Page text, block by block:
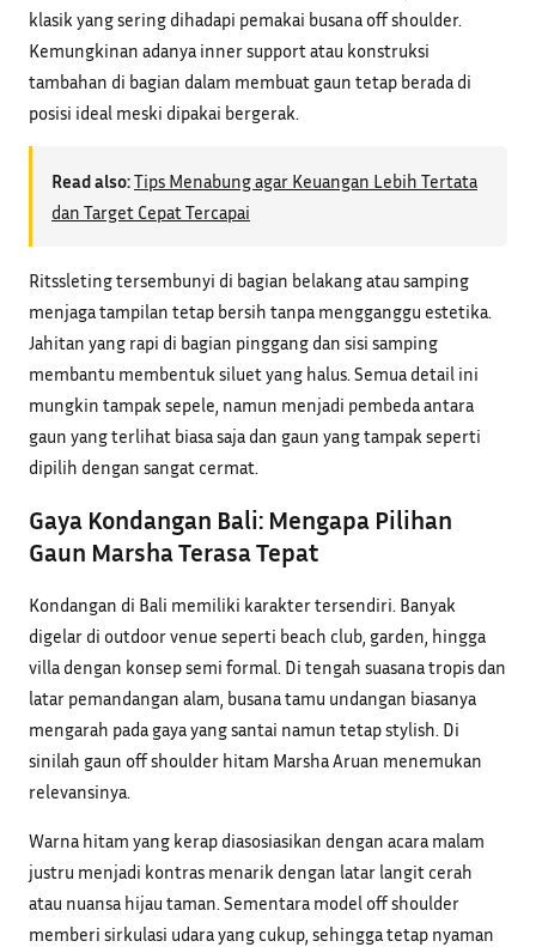
klasik yang sering dihadapi pemakai busana off shoulder.
Kemungkinan adanya inner support atau konstruksi
tambahan di bagian dalam membuat gaun tetap berada di
posisi ideal meski dipakai bergerak.
Read also:Tips Menabung agar Keuangan Lebih Tertata
dan Target Cepat Tercapai
Ritssleting tersembunyi di bagian belakang atau samping
menjaga tampilan tetap bersih tanpa mengganggu estetika.
Jahitan yang rapi di bagian pinggang dan sisi samping
membantu membentuk siluet yang halus. Semua detail ini
mungkin tampak sepele, namun menjadi pembeda antara
gaun yang terlihat biasa saja dan gaun yang tampak seperti
dipilih dengan sangat cermat.
Gaya Kondangan Bali: Mengapa Pilihan
Gaun Marsha Terasa Tepat
Kondangan di Bali memiliki karakter tersendiri. Banyak
digelar di outdoor venue seperti beach club, garden, hingga
villa dengan konsep semi formal. Di tengah suasana tropis dan
latar pemandangan alam, busana tamu undangan biasanya
mengarah pada gaya yang santai namun tetap stylish. Di
sinilah gaun off shoulder hitam Marsha Aruan menemukan
relevansinya.
Warna hitam yang kerap diasosiasikan dengan acara malam
justru menjadi kontras menarik dengan latar langit cerah
atau nuansa hijau taman. Sementara model off shoulder
memberi sirkulasi udara yang cukup, sehingga tetap nyaman